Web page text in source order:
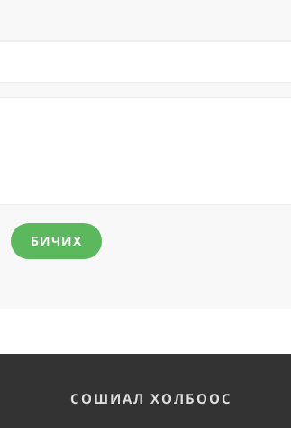
БИЧИХ
СОШИАЛ ХОЛБООС